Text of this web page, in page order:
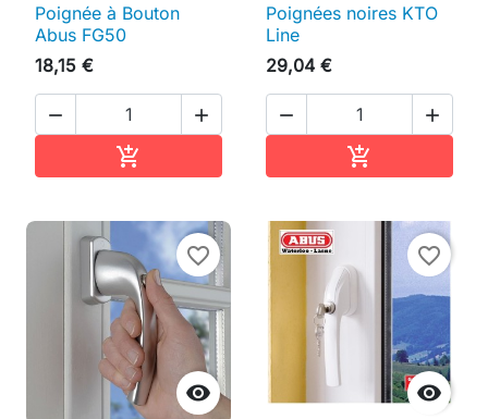
Poignée à Bouton
Abus FG50
18,15 €
 

Poignées noires KTO
Line
29,04 €
 


favorite_border

favorite_border